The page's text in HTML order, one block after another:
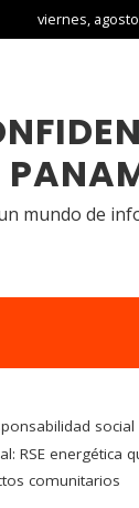
viernes,
mundo de
social
RSE energética
comunitarios